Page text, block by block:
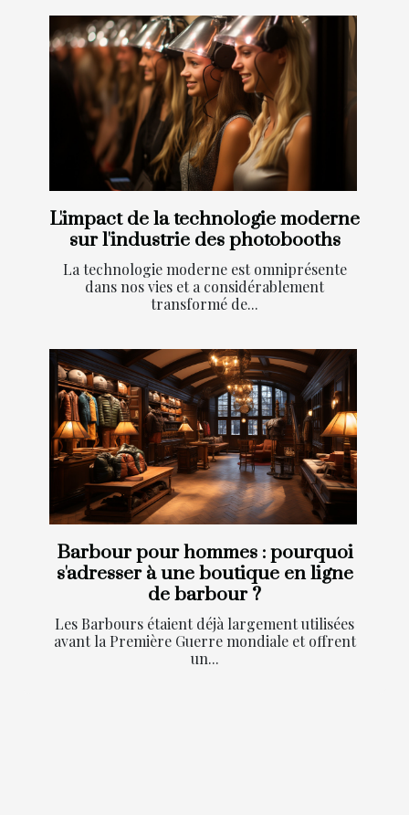
L'impact de la technologie moderne
sur l'industrie des photobooths
La technologie moderne est omniprésente
dans nos vies et a considérablement
transformé de...
Barbour pour hommes : pourquoi
s'adresser à une boutique en ligne
de barbour ?
Les Barbours étaient déjà largement utilisées
avant la Première Guerre mondiale et offrent
un...